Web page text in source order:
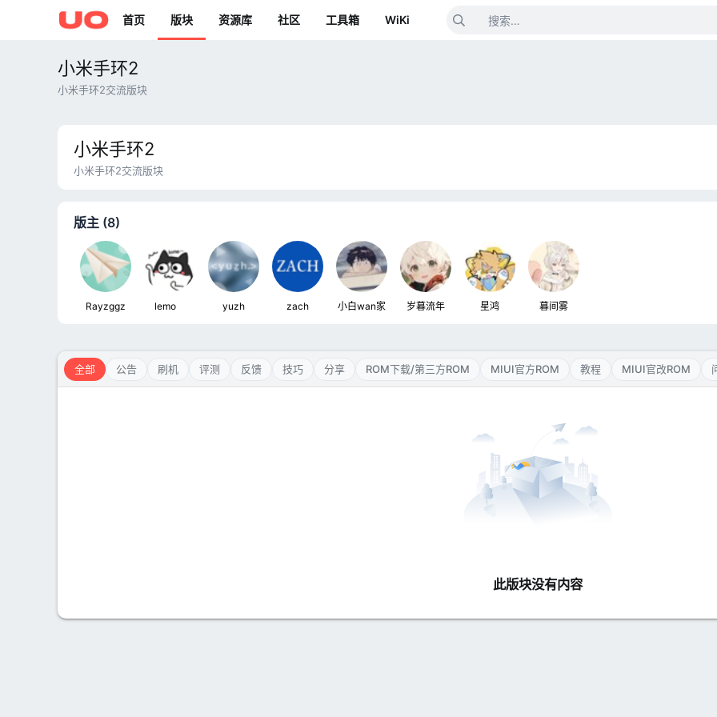
首页 版块 资源库 社区 工具箱 WiKi
小米手环2
小米手环2交流版块
小米手环2
小米手环2交流版块
版主 (8)
Rayzggz lemoㅤ yuzh zach 小白wan家 岁暮流年 星鸿 暮间雾
全部 公告 刷机 评测 反馈 技巧 分享 ROM下载/第三方ROM MIUI官方ROM 教程 MIUI官改ROM
此版块没有内容